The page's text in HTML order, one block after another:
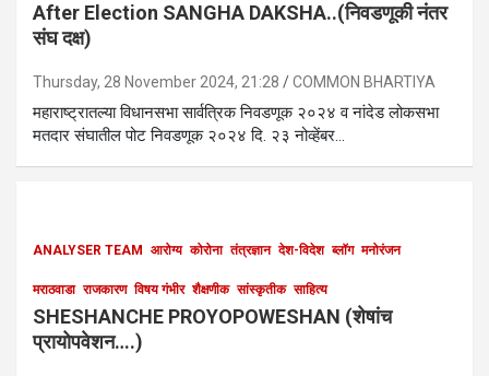
After Election SANGHA DAKSHA..(निवडणूकी नंतर
संघ दक्ष)
Thursday, 28 November 2024, 21:28 COMMON BHARTIYA
महाराष्ट्रातल्या विधानसभा सार्वत्रिक निवडणूक २०२४ व नांदेड लोकसभा
मतदार संघातील पोट निवडणूक २०२४ दि. २३ नोव्हेंबर…
ANALYSER TEAM आरोग्य कोरोना तंत्रज्ञान देश-विदेश ब्लॉग मनोरंजन
मराठवाडा राजकारण विषय गंभीर शैक्षणीक सांस्कृतीक साहित्य
SHESHANCHE PROYOPOWESHAN (शेषांच
प्रायोपवेशन….)